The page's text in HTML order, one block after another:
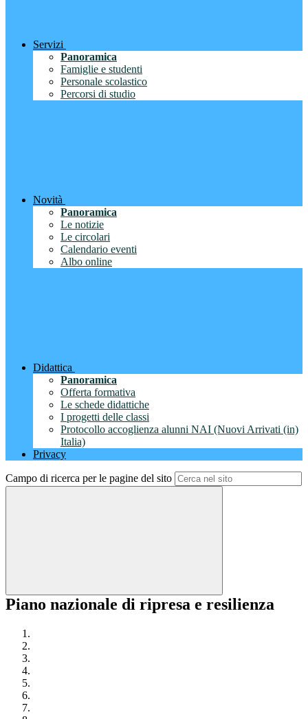
Servizi
Panoramica
Famiglie e studenti
Personale scolastico
Percorsi di studio
Novità
Panoramica
Le notizie
Le circolari
Calendario eventi
Albo online
Didattica
Panoramica
Offerta formativa
Le schede didattiche
I progetti delle classi
Protocollo accoglienza alunni NAI (Nuovi Arrivati (in)
Italia)
Privacy
Campo di ricerca per le pagine del sito
Piano nazionale di ripresa e resilienza